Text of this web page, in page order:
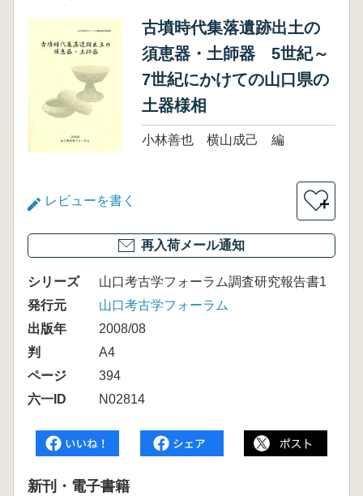
古墳時代集落遺跡出土の
須恵器・土師器 5世紀～
7世紀にかけての山口県の
土器様相
小林善也 横山成己 編
レビューを書く ＋
再入荷メール通知
シリーズ
山口考古学フォーラム調査研究報告書1
発行元
山口考古学フォーラム
出版年
2008/08
判
A4
ページ
394
六一ID
N02814
新刊・電子書籍